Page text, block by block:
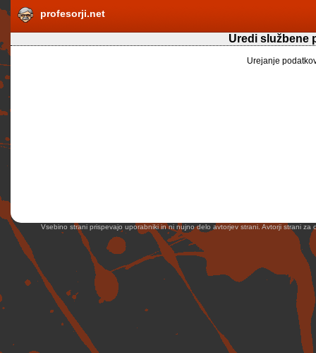
profesorji.net
Uredi službene
Urejanje
Vsebino strani prispevajo uporabniki in ni nujno delo avtorjev strani. Avtorji strani